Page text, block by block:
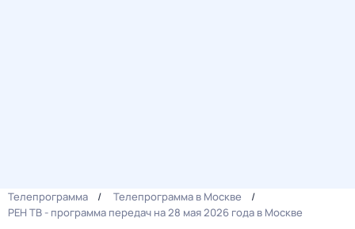
Телепрограмма
Телепрограмма в Москве
РЕН ТВ - программа передач на 28 мая 2026 года в Москве